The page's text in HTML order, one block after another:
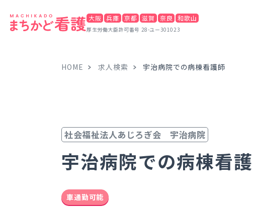
大阪 兵庫 京都 滋賀 奈良 和歌山
厚生労働大臣許可番号 28-ユー301023
HOME 求人検索 宇治病院での病棟看護師
社会福祉法人あじろぎ会 宇治病院
宇治病院での病棟看
車通勤可能